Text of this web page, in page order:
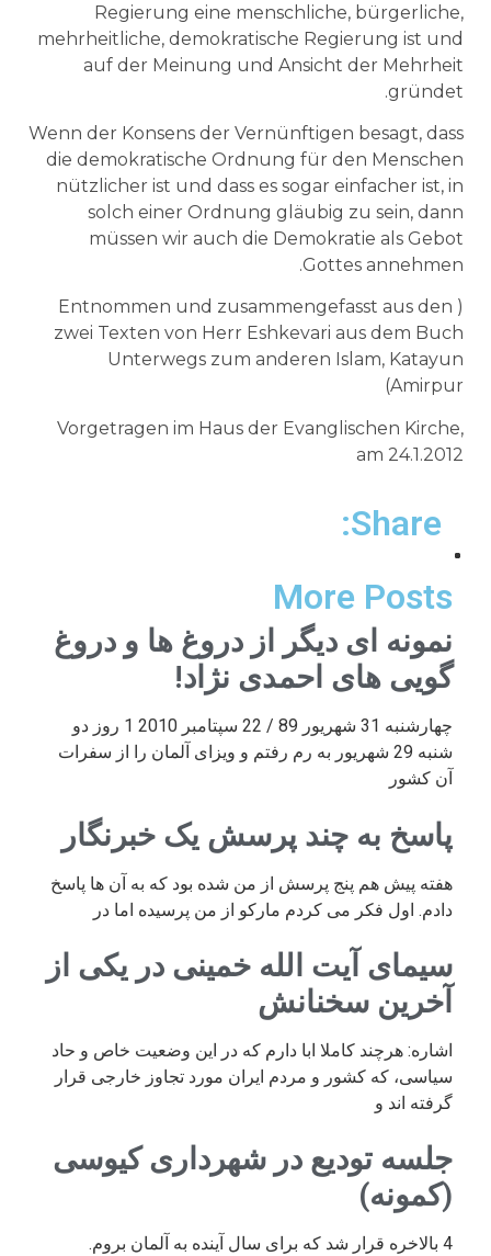
Regierung eine menschliche, bürgerliche,
mehrheitliche, demokratische Regierung ist und
auf der Meinung und Ansicht der Mehrheit
gründet.
Wenn der Konsens der Vernünftigen besagt, dass
die demokratische Ordnung für den Menschen
nützlicher ist und dass es sogar einfacher ist, in
solch einer Ordnung gläubig zu sein, dann
müssen wir auch die Demokratie als Gebot
Gottes annehmen.
( Entnommen und zusammengefasst aus den
zwei Texten von Herr Eshkevari aus dem Buch
Unterwegs zum anderen Islam, Katayun
Amirpur)
Vorgetragen im Haus der Evanglischen Kirche,
am 24.1.2012
Share:
More Posts
نمونه ای دیگر از دروغ ها و دروغ
گویی های احمدی نژاد!
چهارشنبه 31 شهریور 89 / 22 سپتامبر 2010 1 روز دو
شنبه 29 شهریور به رم رفتم و ویزای آلمان را از سفرات
آن کشور
پاسخ به چند پرسش یک خبرنگار
هفته پیش هم پنج پرسش از من شده بود که به آن ها پاسخ
دادم. اول فکر می کردم مارکو از من پرسیده اما در
سیمای آیت الله خمینی در یکی از
آخرین سخنانش
اشاره: هرچند کاملا ابا دارم که در این وضعیت خاص و حاد
سیاسی، که کشور و مردم ایران مورد تجاوز خارجی قرار
گرفته اند و
جلسه تودیع در شهرداری کیوسی
(کمونه)
4 بالاخره قرار شد که برای سال آینده به آلمان بروم.